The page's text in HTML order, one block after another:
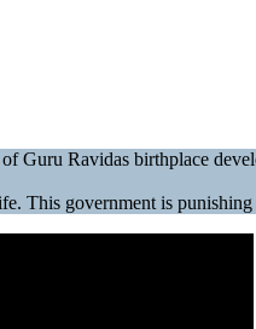
Guru Ravidas birthplace
This government is